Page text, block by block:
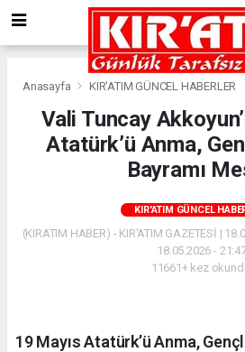
Anasayfa KIR'ATIM GÜNCEL HABERLER
Vali Tuncay
Atatürk’ü Anma,
Bayramı
KIR'ATIM GÜNCEL
(KIRATIM HABER) - KIR'ATIM GAZETESİ |
18.05.2026 -
11661+ kez
19 Mayıs Atatürk’ü Anma,